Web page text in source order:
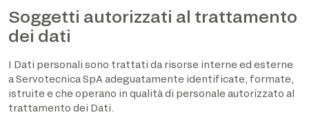
Soggetti autorizzati al trattamento
dei dati
I Dati personali sono trattati da risorse interne ed esterne
a Servotecnica SpA adeguatamente identificate, formate,
istruite e che operano in qualità di personale autorizzato al
trattamento dei Dati.